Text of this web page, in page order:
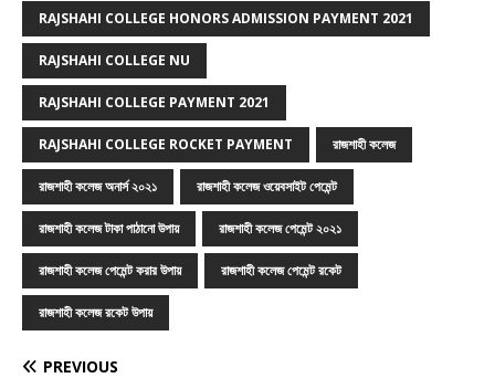
RAJSHAHI COLLEGE HONORS ADMISSION PAYMENT 2021
RAJSHAHI COLLEGE NU
RAJSHAHI COLLEGE PAYMENT 2021
RAJSHAHI COLLEGE ROCKET PAYMENT রাজশাহী কলেজ
রাজশাহী কলেজ অনার্স ২০২১ রাজশাহী কলেজ ওয়েবসাইট পেমেন্ট
রাজশাহী কলেজ টাকা পাঠানো উপায় রাজশাহী কলেজ পেমেন্ট ২০২১
রাজশাহী কলেজ পেমেন্ট করার উপায় রাজশাহী কলেজ পেমেন্ট রকেট
রাজশাহী কলেজ রকেট উপায়
PREVIOUS